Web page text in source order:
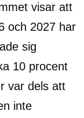
visar att
och 2027 har
sig
10 procent
var dels att
inte